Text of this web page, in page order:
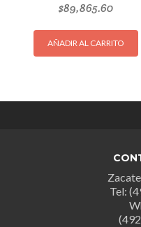
$89,865.60
AÑADIR AL CARRITO
Tel: